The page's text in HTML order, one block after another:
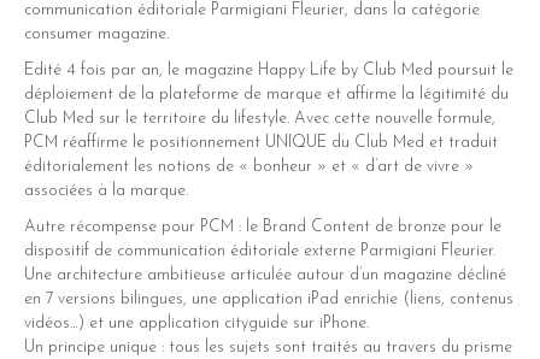
communication éditoriale Parmigiani Fleurier, dans la catégorie
consumer magazine.
Edité 4 fois par an, le magazine Happy Life by Club Med poursuit le
déploiement de la plateforme de marque et affirme la légitimité du
Club Med sur le territoire du lifestyle. Avec cette nouvelle formule,
PCM réaffirme le positionnement UNIQUE du Club Med et traduit
éditorialement les notions de « bonheur » et « d’art de vivre »
associées à la marque.
Autre récompense pour PCM : le Brand Content de bronze pour le
dispositif de communication éditoriale externe Parmigiani Fleurier.
Une architecture ambitieuse articulée autour d’un magazine décliné
en 7 versions bilingues, une application iPad enrichie (liens, contenus
vidéos…) et une application cityguide sur iPhone.
Un principe unique : tous les sujets sont traités au travers du prisme